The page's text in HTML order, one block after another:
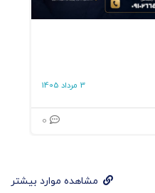
3 مرداد 1405
مشاهده موارد بیشتر